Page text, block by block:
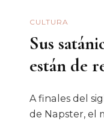
CULTURA
Sus
están de
A finales del
de Napster, el